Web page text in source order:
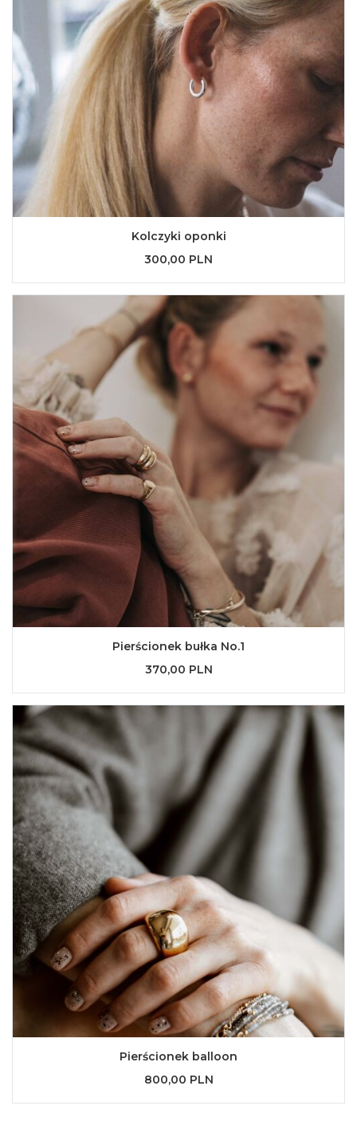
Kolczyki oponki
300,00 PLN
Pierścionek bułka No.1
370,00 PLN
Pierścionek balloon
800,00 PLN